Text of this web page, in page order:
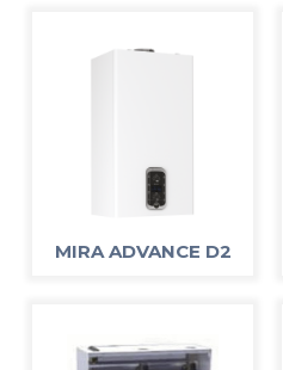
MIRA ADVANCE D2